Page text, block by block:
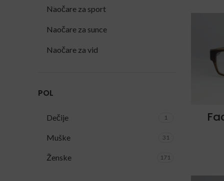
Naočare za sport
Naočare za sunce
Naočare za vid
POL
Dečije 1
Muške 31
Ženske 171